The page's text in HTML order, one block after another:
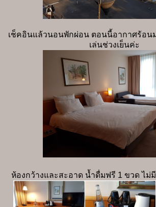
เช็คอินแล้วนอนพักผ่อน ตอนนี้อากาศร้อน
เล่นช่วงเย็นค่ะ
ห้องกว้างและสะอาด น้ำดื่มฟรี 1 ขวด ไม่